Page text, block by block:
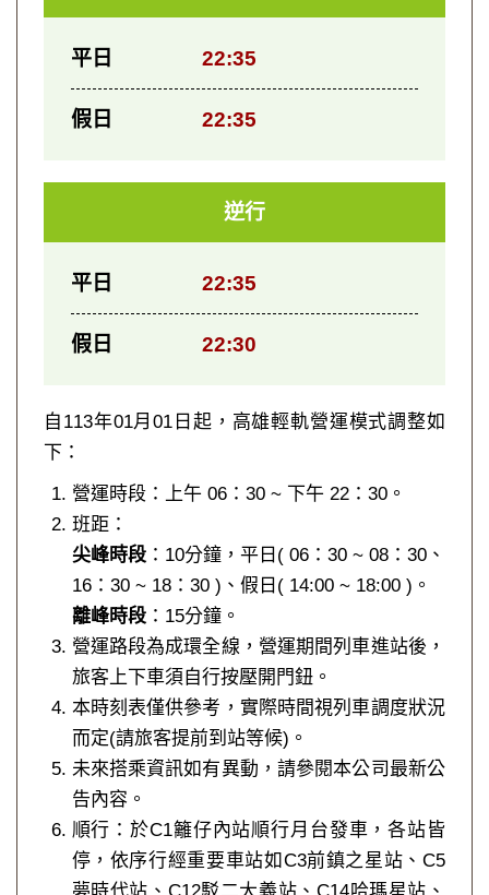
平日 22:35
假日 22:35
逆行
平日 22:35
假日 22:30
自113年01月01日起，高雄輕軌營運模式調整如
下：
營運時段：上午 06：30 ~ 下午 22：30。
班距：
尖峰時段：10分鐘，平日( 06：30 ~ 08：30、
16：30 ~ 18：30 )、假日( 14:00 ~ 18:00 )。
離峰時段：15分鐘。
營運路段為成環全線，營運期間列車進站後，
旅客上下車須自行按壓開門鈕。
本時刻表僅供參考，實際時間視列車調度狀況
而定(請旅客提前到站等候)。
未來搭乘資訊如有異動，請參閱本公司最新公
告內容。
順行：於C1籬仔內站順行月台發車，各站皆
停，依序行經重要車站如C3前鎮之星站、C5